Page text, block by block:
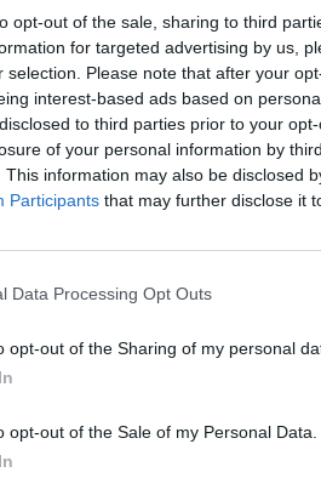
opt-out of the sale, sharing to third
for targeted advertising by us,
selection. Please note that after your
interest-based ads based on
to third parties prior to your
of your personal information by
This information may also be disclosed
Participants that may further disclose it
Data Processing Opt Outs
opt-out of the Sharing of my personal
opt-out of the Sale of my Personal Data.
částech Česka potvrdila na
V sektoru péče o společenská
služby a ubývá i lékařů
nejen díky tomu, že se jedná
nižší finanční ohodnocení dané
nižší časovou flexibilitu
se z velké části podepisuje
studenty pro celé spektrum
přípravou a dostatečným kontaktem
zajímavé, ale poněkud méně
Modrý.
je veterinárních lékařů dostatek ve